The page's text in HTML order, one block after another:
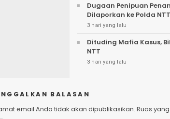
Dugaan Penipuan
Dilaporkan ke Polda NTT
3 hari yang lalu
Dituding Mafia Kasus,
NTT
3 hari yang lalu
BALASAN
email Anda tidak akan dipublikasikan. Ruas